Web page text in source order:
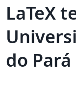
LaTeX
do Pará